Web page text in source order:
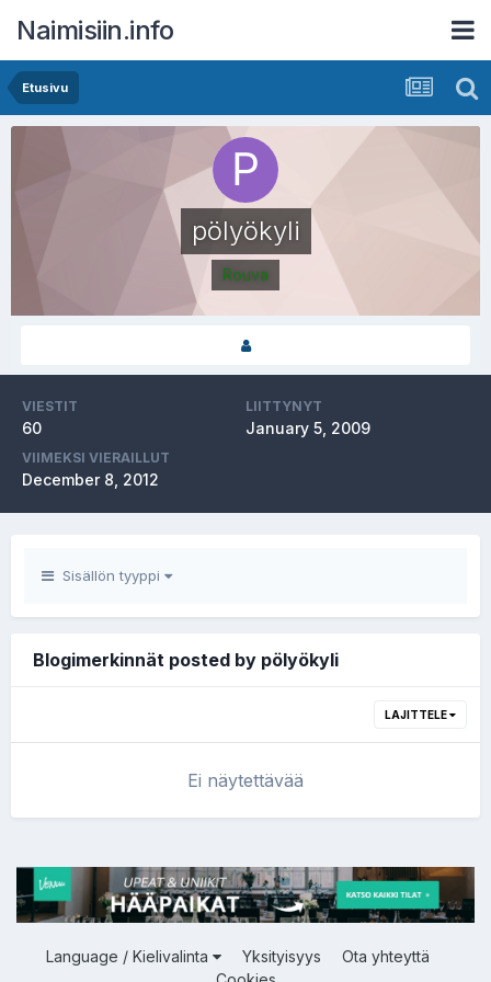
Naimisiin.info
Etusivu
pölyökyli
Rouva
VIESTIT
60
LIITTYNYT
January 5, 2009
VIIMEKSI VIERAILLUT
December 8, 2012
Sisällön tyyppi
Blogimerkinnät posted by pölyökyli
LAJITTELE
Ei näytettävää
Language / Kielivalinta Yksityisyys
Ota yhteyttä